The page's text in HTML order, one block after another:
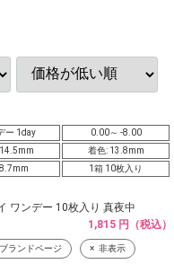
ー 1day
0.00～ -8.00
着色: 13.8mm
1箱 10枚入り
ワンデー 10枚入り 真夜中
1,815 円（税込）
ブランドページ 非表示